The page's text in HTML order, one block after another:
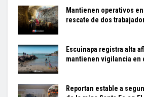
Mantienen operativos
rescate de dos
Escuinapa registra alta
mantienen vigilancia en
Reportan estable a